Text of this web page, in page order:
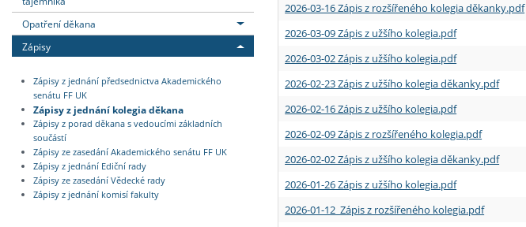
Opatření děkana
Zápisy
Zápisy z jednání předsednictva Akademického
senátu FF UK
Zápisy z jednání kolegia děkana
Zápisy z porad děkana s vedoucími základních
součástí
Zápisy ze zasedání Akademického senátu FF UK
Zápisy z jednání Ediční rady
Zápisy ze zasedání Vědecké rady
Zápisy z jednání komisí fakulty
2026-03-16 Zápis z rozšířeného kolegia děkanky.pdf
2026-03-09 Zápis z užšího kolegia.pdf
2026-03-02 Zápis z užšího kolegia.pdf
2026-02-23 Zápis z užšího kolegia děkanky.pdf
2026-02-16 Zápis z užšího kolegia.pdf
2026-02-09 Zápis z rozšířeného kolegia.pdf
2026-02-02 Zápis z užšího kolegia děkanky.pdf
2026-01-26 Zápis z užšího kolegia.pdf
2026-01-12 Zápis z rozšířeného kolegia.pdf